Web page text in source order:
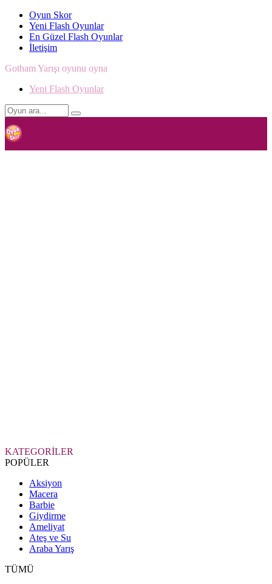
Oyun Skor
Yeni Flash Oyunlar
En Güzel Flash Oyunlar
İletişim
Gotham Yarışı oyunu oyna
Yeni Flash Oyunlar
KATEGORİLER
POPÜLER
Aksiyon
Macera
Barbie
Giydirme
Ameliyat
Ateş ve Su
Araba Yarış
TÜMÜ